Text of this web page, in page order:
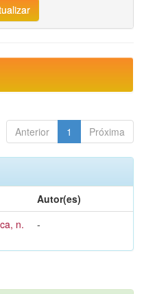
Anterior 1 Próxima
Autor(es)
n.
-